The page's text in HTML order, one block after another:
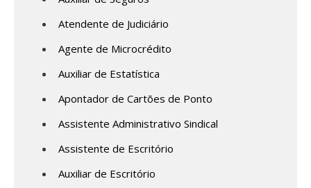
Atendente de Judiciário
Agente de Microcrédito
Auxiliar de Estatística
Apontador de Cartões de Ponto
Assistente Administrativo Sindical
Assistente de Escritório
Auxiliar de Escritório